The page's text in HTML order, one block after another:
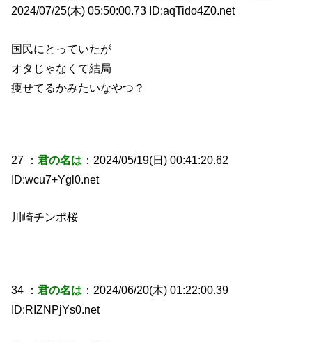
2024/07/25(木) 05:50:00.73 ID:aqTido4Z0.net
国民にとっていたが
オタじゃなくて結局
痩せてるかみたいなやつ？
27 ：君の名は ：2024/05/19(日) 00:41:20.62
ID:wcu7+Ygl0.net
川崎チンポ桜
34 ：君の名は ：2024/06/20(木) 01:22:00.39
ID:RIZNPjYs0.net